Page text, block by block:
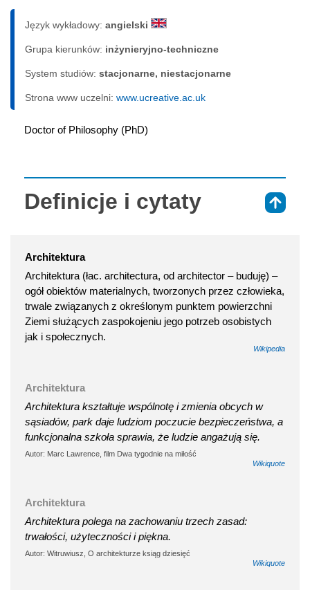
Język wykładowy: angielski
Grupa kierunków: inżynieryjno-techniczne
System studiów: sta­cjo­nar­ne, nie­sta­cjo­nar­ne
Strona www uczelni: www.ucreative.ac.uk
Doctor of Philosophy (PhD)
Definicje i cytaty
Architektura
Architektura (łac. architectura, od architector – buduję) –
ogół obiektów materialnych, tworzonych przez człowieka,
trwale związanych z określonym punktem powierzchni
Ziemi służących zaspokojeniu jego potrzeb osobistych
jak i społecznych.
Wikipedia
Architektura
Architektura kształtuje wspólnotę i zmienia obcych w
sąsiadów, park daje ludziom poczucie bezpieczeństwa, a
funkcjonalna szkoła sprawia, że ludzie angażują się.
Autor: Marc Lawrence, film Dwa tygodnie na miłość
Wikiquote
Architektura
Architektura polega na zachowaniu trzech zasad:
trwałości, użyteczności i piękna.
Autor: Witruwiusz, O architekturze ksiąg dziesięć
Wikiquote